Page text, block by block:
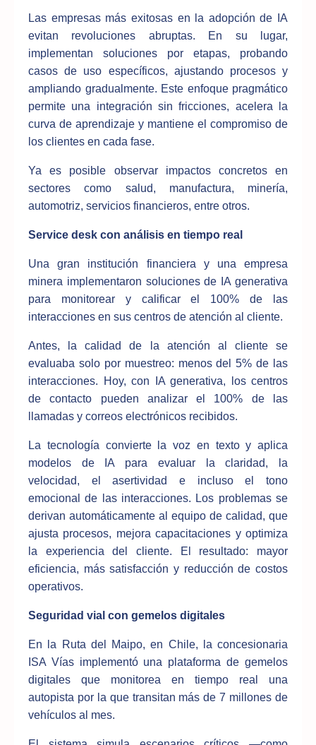
Las empresas más exitosas en la adopción de IA
evitan revoluciones abruptas. En su lugar,
implementan soluciones por etapas, probando
casos de uso específicos, ajustando procesos y
ampliando gradualmente. Este enfoque pragmático
permite una integración sin fricciones, acelera la
curva de aprendizaje y mantiene el compromiso de
los clientes en cada fase.
Ya es posible observar impactos concretos en
sectores como salud, manufactura, minería,
automotriz, servicios financieros, entre otros.
Service desk con análisis en tiempo real
Una gran institución financiera y una empresa
minera implementaron soluciones de IA generativa
para monitorear y calificar el 100% de las
interacciones en sus centros de atención al cliente.
Antes, la calidad de la atención al cliente se
evaluaba solo por muestreo: menos del 5% de las
interacciones. Hoy, con IA generativa, los centros
de contacto pueden analizar el 100% de las
llamadas y correos electrónicos recibidos.
La tecnología convierte la voz en texto y aplica
modelos de IA para evaluar la claridad, la
velocidad, el asertividad e incluso el tono
emocional de las interacciones. Los problemas se
derivan automáticamente al equipo de calidad, que
ajusta procesos, mejora capacitaciones y optimiza
la experiencia del cliente. El resultado: mayor
eficiencia, más satisfacción y reducción de costos
operativos.
Seguridad vial con gemelos digitales
En la Ruta del Maipo, en Chile, la concesionaria
ISA Vías implementó una plataforma de gemelos
digitales que monitorea en tiempo real una
autopista por la que transitan más de 7 millones de
vehículos al mes.